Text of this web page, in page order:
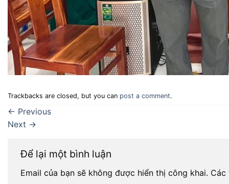
Trackbacks are closed, but you can post a comment.
← Previous
Next →
Để lại một bình luận
Email của bạn sẽ không được hiển thị công khai.